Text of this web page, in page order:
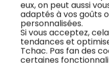
eux, on peut aussi
adaptés à vos goûts
personnalisées.
Si vous acceptez,
tendances et
Tchac. Pas fan des
certaines